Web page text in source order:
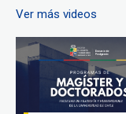
Ver más videos